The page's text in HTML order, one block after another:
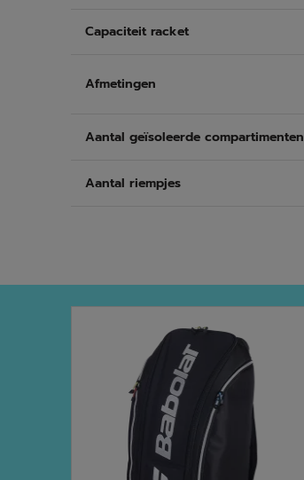
Capaciteit racket
Afmetingen
Aantal geïsoleerde compartimenten
Aantal riempjes